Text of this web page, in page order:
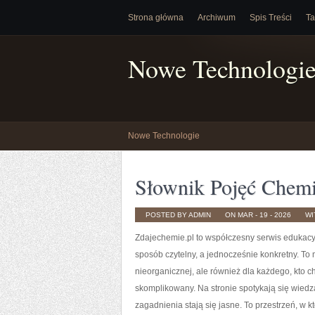
Strona główna Archiwum Spis Treści
Nowe
Nowe Technologie
Słownik Pojęć
POSTED BY ADMIN ON MAR - 19 - 2026
Zdajechemie.pl to współczesny serwis
sposób czytelny, a jednocześnie konkretny.
nieorganicznej, ale również dla każdego, kto
skomplikowany. Na stronie spotykają się
zagadnienia stają się jasne. To przestrzeń, w